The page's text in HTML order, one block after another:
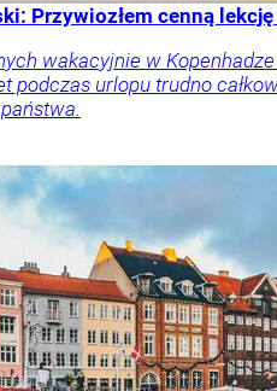
Przywiozłem cenną
wakacyjnie w
podczas urlopu trudno